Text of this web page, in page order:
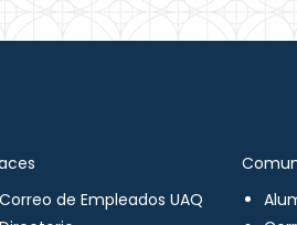
Correo de Empleados UAQ